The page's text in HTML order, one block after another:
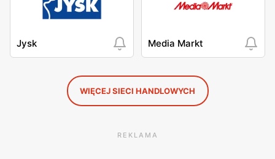
Jysk Media Markt
WIĘCEJ SIECI HANDLOWYCH
REKLAMA